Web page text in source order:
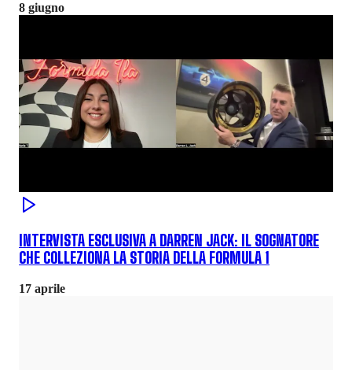
8 giugno
INTERVISTA ESCLUSIVA A DARREN JACK: IL SOGNATORE
CHE COLLEZIONA LA STORIA DELLA FORMULA 1
17 aprile